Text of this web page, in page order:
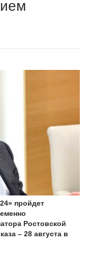
пройдет
Ростовской
– 28 августа в